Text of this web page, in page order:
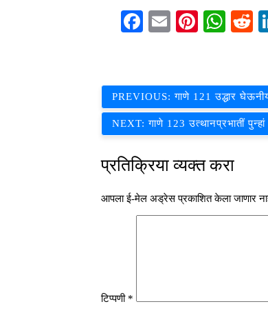
Facebook
Email
पोस्टचे
नॅव्हिगेशन
PREVIOUS: गाणे 121 उद्धार
NEXT: गाणे 123 उत्थानप्रभातीं पुन्हां
प्रतिक्रिया व्यक्त करा
आपला ई-मेल अड्रेस प्रकाशित केला जाणार
टिप्पणी *